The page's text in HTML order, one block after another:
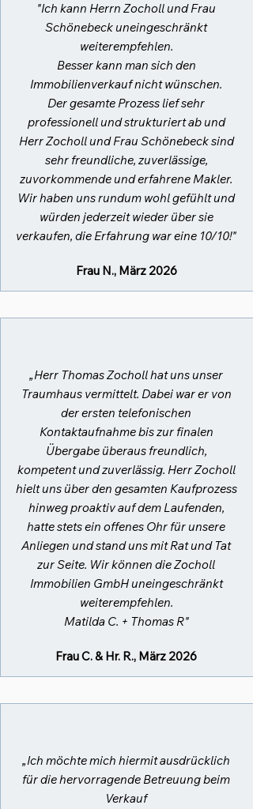
"Ich kann Herrn Zocholl und Frau
Schönebeck uneingeschränkt
weiterempfehlen.
Besser kann man sich den
Immobilienverkauf nicht wünschen.
Der gesamte Prozess lief sehr
professionell und strukturiert ab und
Herr Zocholl und Frau Schönebeck sind
sehr freundliche, zuverlässige,
zuvorkommende und erfahrene Makler.
Wir haben uns rundum wohl gefühlt und
würden jederzeit wieder über sie
verkaufen, die Erfahrung war eine 10/10!"
Frau N., März 2026
„Herr Thomas Zocholl hat uns unser
Traumhaus vermittelt. Dabei war er von
der ersten telefonischen
Kontaktaufnahme bis zur finalen
Übergabe überaus freundlich,
kompetent und zuverlässig. Herr Zocholl
hielt uns über den gesamten Kaufprozess
hinweg proaktiv auf dem Laufenden,
hatte stets ein offenes Ohr für unsere
Anliegen und stand uns mit Rat und Tat
zur Seite. Wir können die Zocholl
Immobilien GmbH uneingeschränkt
weiterempfehlen.
Matilda C. + Thomas R"
Frau C. & Hr. R., März 2026
„Ich möchte mich hiermit ausdrücklich
für die hervorragende Betreuung beim
Verkauf